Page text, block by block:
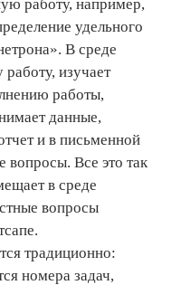
работу, например,
удельного
В среде
изучает
работы,
данные,
и в письменной
вопросы. Все это так
в среде
вопросы
традиционно:
номера задач,